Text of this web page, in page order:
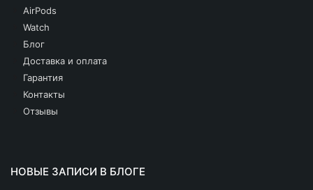
AirPods
Watch
Блог
Доставка и оплата
Гарантия
Контакты
Отзывы
НОВЫЕ ЗАПИСИ В БЛОГЕ